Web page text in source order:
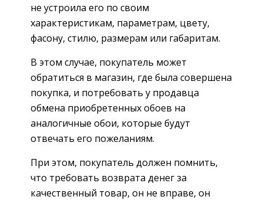
не устроила его по своим
характеристикам, параметрам, цвету,
фасону, стилю, размерам или габаритам.
В этом случае, покупатель может
обратиться в магазин, где была совершена
покупка, и потребовать у продавца
обмена приобретенных обоев на
аналогичные обои, которые будут
отвечать его пожеланиям.
При этом, покупатель должен помнить,
что требовать возврата денег за
качественный товар, он не вправе, он